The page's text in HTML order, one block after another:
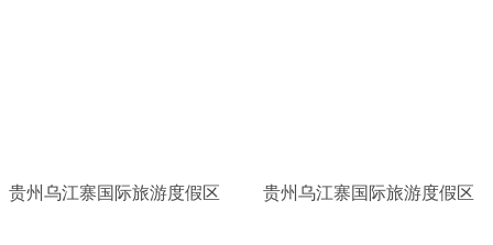
贵州乌江寨国际旅游度假区 贵州乌江寨国际旅游度假区